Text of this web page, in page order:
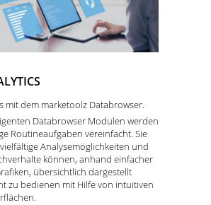
mit dem marketoolz Databrowser.
Databrowser Modulen werden
Routineaufgaben vereinfacht. Sie
Analysemöglichkeiten und
können, anhand einfacher
übersichtlich dargestellt
zu bedienen mit Hilfe von intuitiven